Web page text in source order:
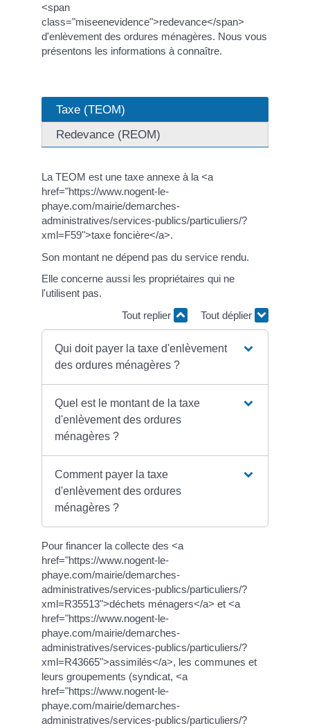
<span
class="miseenevidence">redevance</span>
d'enlèvement des ordures ménagères. Nous vous
présentons les informations à connaître.
Taxe (TEOM)
Redevance (REOM)
La TEOM est une taxe annexe à la <a
href="https://www.nogent-le-
phaye.com/mairie/demarches-
administratives/services-publics/particuliers/?
xml=F59">taxe foncière</a>.
Son montant ne dépend pas du service rendu.
Elle concerne aussi les propriétaires qui ne
l'utilisent pas.
Tout replier
Tout déplier
Qui doit payer la taxe d'enlèvement
des ordures ménagères ?
Quel est le montant de la taxe
d'enlèvement des ordures
ménagères ?
Comment payer la taxe
d'enlèvement des ordures
ménagères ?
Pour financer la collecte des <a
href="https://www.nogent-le-
phaye.com/mairie/demarches-
administratives/services-publics/particuliers/?
xml=R35513">déchets ménagers</a> et <a
href="https://www.nogent-le-
phaye.com/mairie/demarches-
administratives/services-publics/particuliers/?
xml=R43665">assimilés</a>, les communes et
leurs groupements (syndicat, <a
href="https://www.nogent-le-
phaye.com/mairie/demarches-
administratives/services-publics/particuliers/?